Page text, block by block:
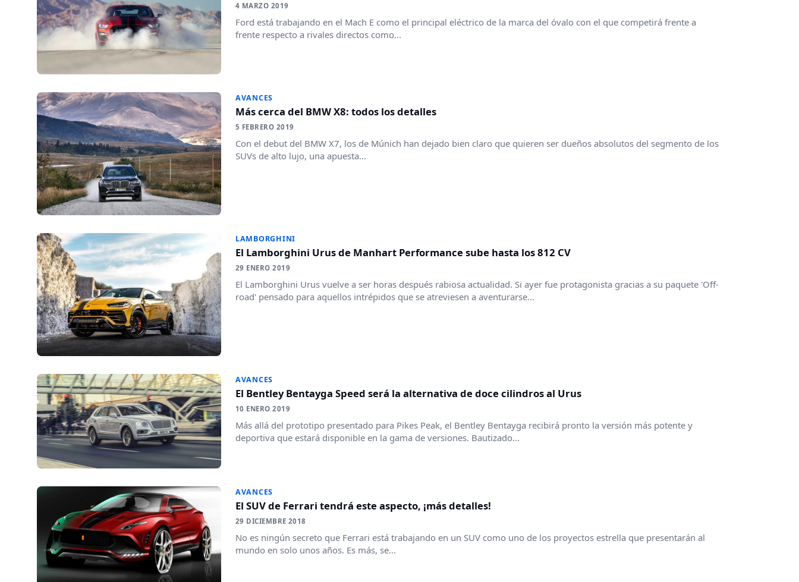
4 MARZO 2019
Ford está trabajando en el Mach E como el principal eléctrico de la marca del óvalo con el que competirá frente a
frente respecto a rivales directos como...
AVANCES
Más cerca del BMW X8: todos los detalles
5 FEBRERO 2019
Con el debut del BMW X7, los de Múnich han dejado bien claro que quieren ser dueños absolutos del segmento de los
SUVs de alto lujo, una apuesta...
LAMBORGHINI
El Lamborghini Urus de Manhart Performance sube hasta los 812 CV
29 ENERO 2019
El Lamborghini Urus vuelve a ser horas después rabiosa actualidad. Si ayer fue protagonista gracias a su paquete 'Off-
road' pensado para aquellos intrépidos que se atreviesen a aventurarse...
AVANCES
El Bentley Bentayga Speed será la alternativa de doce cilindros al Urus
10 ENERO 2019
Más allá del prototipo presentado para Pikes Peak, el Bentley Bentayga recibirá pronto la versión más potente y
deportiva que estará disponible en la gama de versiones. Bautizado...
AVANCES
El SUV de Ferrari tendrá este aspecto, ¡más detalles!
29 DICIEMBRE 2018
No es ningún secreto que Ferrari está trabajando en un SUV como uno de los proyectos estrella que presentarán al
mundo en solo unos años. Es más, se...